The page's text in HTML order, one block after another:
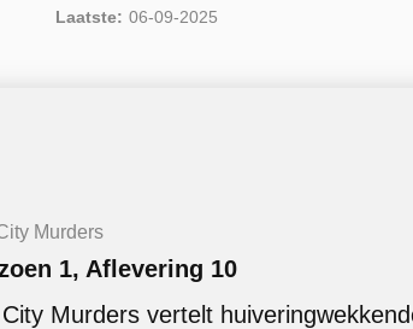
Laatste: 06-09-2025
Murders
1, Aflevering 10
Murders vertelt